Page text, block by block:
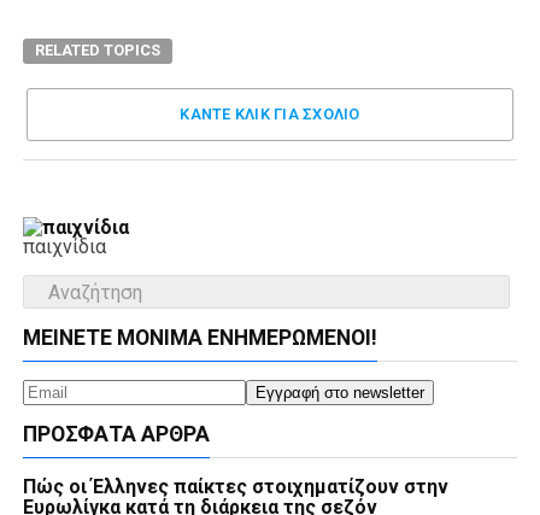
RELATED TOPICS
ΚΑΝΤΕ ΚΛΊΚ ΓΙΑ ΣΧΌΛΙΟ
παιχνίδια
ΜΕΊΝΕΤΕ ΜΌΝΙΜΑ ΕΝΗΜΕΡΏΜΕΝΟΙ!
ΠΡΌΣΦΑΤΑ ΆΡΘΡΑ
Πώς οι Έλληνες παίκτες στοιχηματίζουν στην
Ευρωλίγκα κατά τη διάρκεια της σεζόν